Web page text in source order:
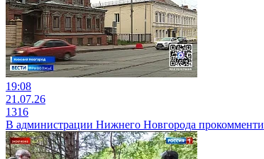
19:08
21.07.26
1316
В администрации Нижнего Новгорода